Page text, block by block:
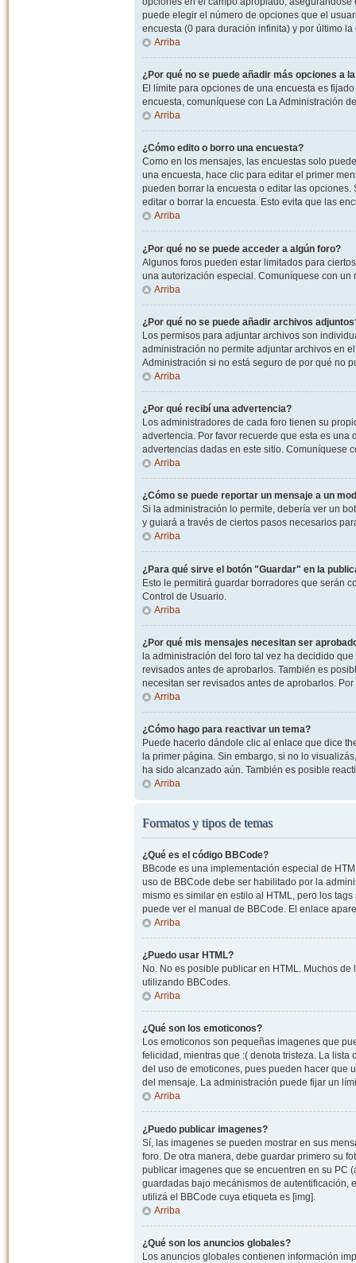
puede elegir el número de opciones que el
encuesta (0 para duración infinita) y por último
Arriba
¿Por qué no se puede añadir más opciones a
El límite para opciones de una encuesta es
encuesta, comuníquese con La Administración
Arriba
¿Cómo edito o borro una encuesta?
Como en los mensajes, las encuestas solo
una encuesta, hace clic para editar el primer
pueden borrar la encuesta o editar las
editar o borrar la encuesta. Esto evita que las
Arriba
¿Por qué no se puede acceder a algún foro?
Algunos foros pueden estar limitados para
una autorización especial. Comuníquese con
Arriba
¿Por qué no se puede añadir archivos
Los permisos para adjuntar archivos son
administración no permite adjuntar archivos en
Administración si no está seguro de por qué no
Arriba
¿Por qué recibí una advertencia?
Los administradores de cada foro tienen su
advertencia. Por favor recuerde que esta es
advertencias dadas en este sitio. Comuníquese
Arriba
¿Cómo se puede reportar un mensaje a un
Si la administración lo permite, debería ver un
y guiará a través de ciertos pasos necesarios
Arriba
¿Para qué sirve el botón "Guardar" en la
Esto le permitirá guardar borradores que serán
Control de Usuario.
Arriba
¿Por qué mis mensajes necesitan ser
la administración del foro tal vez ha decidido
revisados antes de aprobarlos. También es
necesitan ser revisados antes de aprobarlos.
Arriba
¿Cómo hago para reactivar un tema?
Puede hacerlo dándole clic al enlace que dice
la primer página. Sin embargo, si no lo
ha sido alcanzado aún. También es posible
Arriba
Formatos y tipos de temas
¿Qué es el código BBCode?
BBcode es una implementación especial de
uso de BBCode debe ser habilitado por la
mismo es similar en estilo al HTML, pero los
puede ver el manual de BBCode. El enlace
Arriba
¿Puedo usar HTML?
No. No es posible publicar en HTML. Muchos
utilizando BBCodes.
Arriba
¿Qué son los emoticonos?
Los emoticonos son pequeñas imagenes que
felicidad, mientras que :( denota tristeza. La
del uso de emoticones, pues pueden hacer que
del mensaje. La administración puede fijar un
Arriba
¿Puedo publicar imagenes?
Sí, las imagenes se pueden mostrar en sus
foro. De otra manera, debe guardar primero su
publicar imagenes que se encuentren en su PC
guardadas bajo mecánismos de autentificación,
utilizá el BBCode cuya etiqueta es [img].
Arriba
¿Qué son los anuncios globales?
Los anuncios globales contienen información